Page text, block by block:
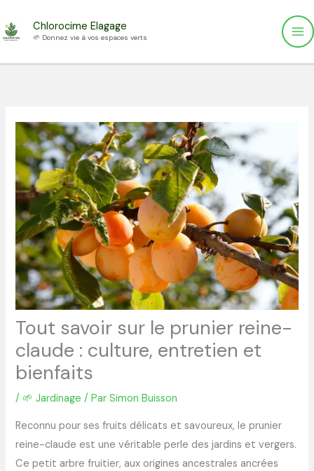
au
Chlorocime Elagage
🌱 Donnez vie à vos espaces verts
Tout savoir sur le prunier reine-
claude : culture, entretien et
bienfaits
/ 🌱 Jardinage / ParSimon Buisson
Reconnu pour ses fruits délicats et savoureux, le prunier
reine-claude est une véritable perle des jardins et vergers.
Ce petit arbre fruitier, aux origines ancestrales ancrées